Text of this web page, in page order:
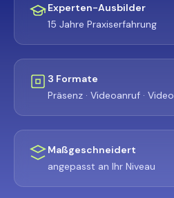
Experten-Ausbilder
15 Jahre Praxiserfahrung
3 Formate
Präsenz · Videoanruf · Video
Maßgeschneidert
angepasst an Ihr Niveau